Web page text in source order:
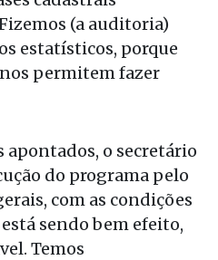
(a auditoria)
estatísticos, porque
permitem fazer
apontados, o secretário
do programa pelo
com as condições
sendo bem efeito,
Temos